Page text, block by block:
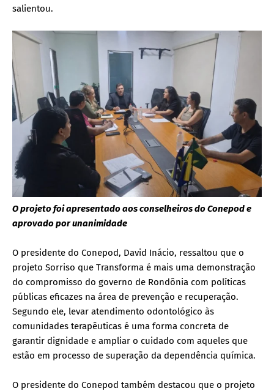
salientou.
O projeto foi apresentado aos conselheiros do Conepod e
aprovado por unanimidade
O presidente do Conepod, David Inácio, ressaltou que o
projeto Sorriso que Transforma é mais uma demonstração
do compromisso do governo de Rondônia com políticas
públicas eficazes na área de prevenção e recuperação.
Segundo ele, levar atendimento odontológico às
comunidades terapêuticas é uma forma concreta de
garantir dignidade e ampliar o cuidado com aqueles que
estão em processo de superação da dependência química.
O presidente do Conepod também destacou que o projeto